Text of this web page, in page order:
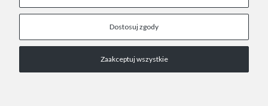
STOPKA
COPYRIGHT © 2021 RED LIZARD.
Dostosuj zgody
Zaakceptuj wszystkie